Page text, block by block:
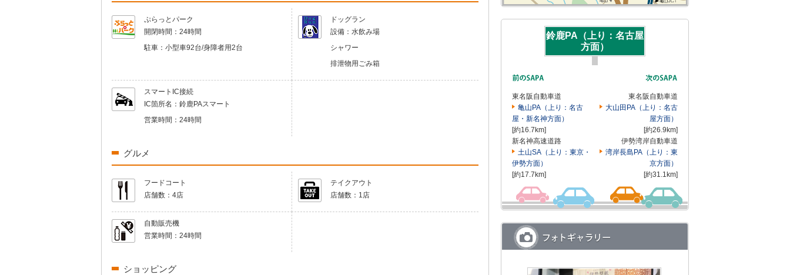
ぷらっとパーク
開閉時間： 24時間
駐車： 小型車92台/身障者用2台
ドッグラン
設備： 水飲み場
シャワー
排泄物用ごみ箱
スマートIC接続
IC箇所名： 鈴鹿PAスマート
営業時間： 24時間
グルメ
フードコート
店舗数： 4店
テイクアウト
店舗数： 1店
自動販売機
営業時間： 24時間
ショッピング
鈴鹿PA（上り：名古屋
方面）
東名阪自動車道
亀山PA（上り：名古
屋・新名神方面）
[約16.7km]
新名神高速道路
土山SA（上り：東京・
伊勢方面）
[約17.7km]
東名阪自動車道
大山田PA（上り：名古
屋方面）
[約26.9km]
伊勢湾岸自動車道
湾岸長島PA（上り：東
京方面）
[約31.1km]